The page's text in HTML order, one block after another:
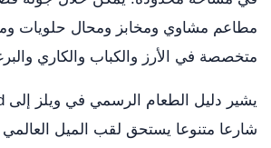
مطاعم مشاوي ومخابز ومحال حلويات
متخصصة في الأرز والكباب والكاري
شارعا متنوعا يستحق لقب الميل